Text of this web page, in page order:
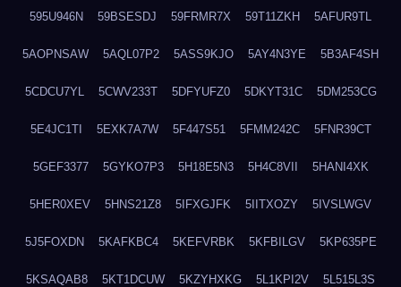
595U946N 59BSESDJ 59FRMR7X 59T11ZKH 5AFUR9TL
5AOPNSAW 5AQL07P2 5ASS9KJO 5AY4N3YE 5B3AF4SH
5CDCU7YL 5CWV233T 5DFYUFZ0 5DKYT31C 5DM253CG
5E4JC1TI 5EXK7A7W 5F447S51 5FMM242C 5FNR39CT
5GEF3377 5GYKO7P3 5H18E5N3 5H4C8VII 5HANI4XK
5HER0XEV 5HNS21Z8 5IFXGJFK 5IITXOZY 5IVSLWGV
5J5FOXDN 5KAFKBC4 5KEFVRBK 5KFBILGV 5KP635PE
5KSAQAB8 5KT1DCUW 5KZYHXKG 5L1KPI2V 5L515L3S